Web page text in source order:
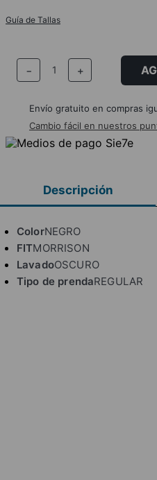
Guía de Tallas
＋
－
Envío gratuito en compras
Cambio fácil en nuestros
Descripción
ColorNEGRO
FITMORRISON
LavadoOSCURO
Tipo de prendaREGULAR